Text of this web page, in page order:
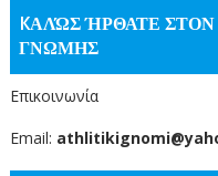
KΑΛΏΣ ΉΡΘΑΤΕ
ΓΝΩΜΗΣ
Επικοινωνία
Email: